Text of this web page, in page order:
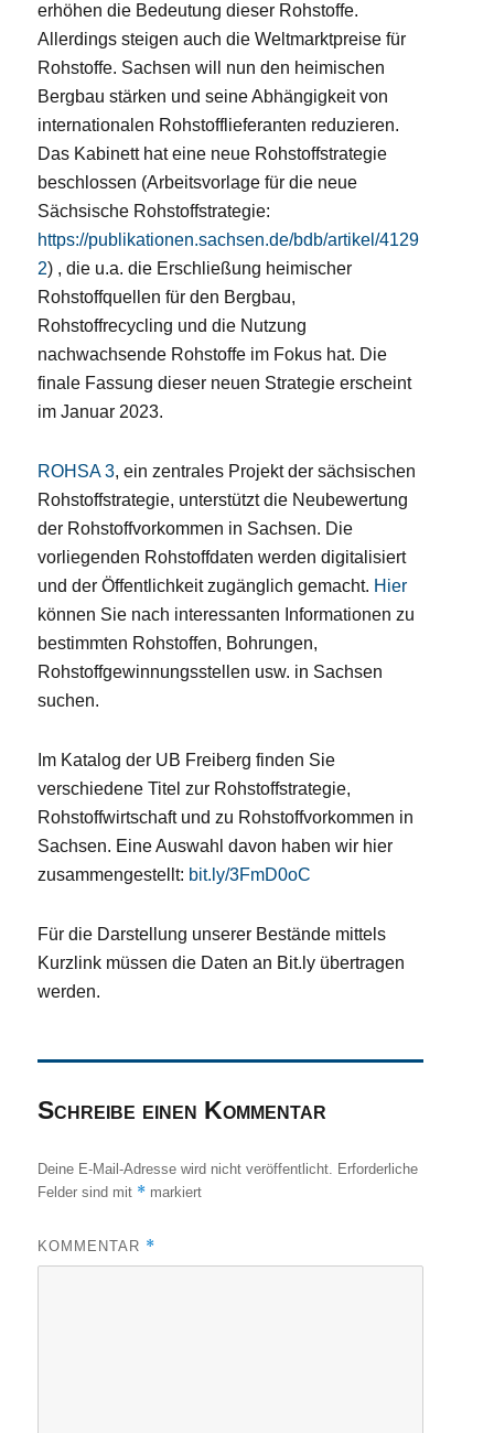
erhöhen die Bedeutung dieser Rohstoffe.
Allerdings steigen auch die Weltmarktpreise für
Rohstoffe. Sachsen will nun den heimischen
Bergbau stärken und seine Abhängigkeit von
internationalen Rohstofflieferanten reduzieren.
Das Kabinett hat eine neue Rohstoffstrategie
beschlossen (Arbeitsvorlage für die neue
Sächsische Rohstoffstrategie:
https://publikationen.sachsen.de/bdb/artikel/4129
2) , die u.a. die Erschließung heimischer
Rohstoffquellen für den Bergbau,
Rohstoffrecycling und die Nutzung
nachwachsende Rohstoffe im Fokus hat. Die
finale Fassung dieser neuen Strategie erscheint
im Januar 2023.
ROHSA 3, ein zentrales Projekt der sächsischen
Rohstoffstrategie, unterstützt die Neubewertung
der Rohstoffvorkommen in Sachsen. Die
vorliegenden Rohstoffdaten werden digitalisiert
und der Öffentlichkeit zugänglich gemacht. Hier
können Sie nach interessanten Informationen zu
bestimmten Rohstoffen, Bohrungen,
Rohstoffgewinnungsstellen usw. in Sachsen
suchen.
Im Katalog der UB Freiberg finden Sie
verschiedene Titel zur Rohstoffstrategie,
Rohstoffwirtschaft und zu Rohstoffvorkommen in
Sachsen. Eine Auswahl davon haben wir hier
zusammengestellt: bit.ly/3FmD0oC
Für die Darstellung unserer Bestände mittels
Kurzlink müssen die Daten an Bit.ly übertragen
werden.
Schreibe einen Kommentar
Deine E-Mail-Adresse wird nicht veröffentlicht. Erforderliche
Felder sind mit * markiert
KOMMENTAR *